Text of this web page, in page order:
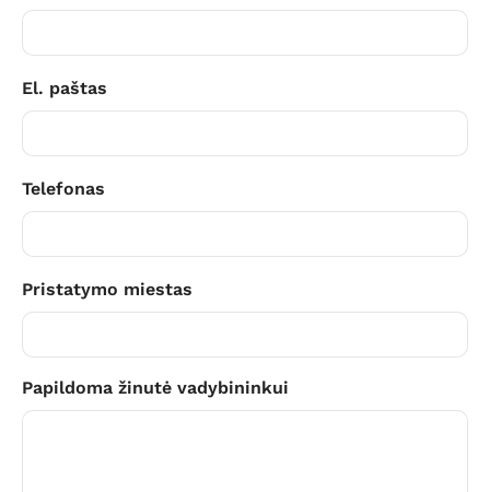
El. paštas
Telefonas
Pristatymo miestas
Papildoma žinutė vadybininkui